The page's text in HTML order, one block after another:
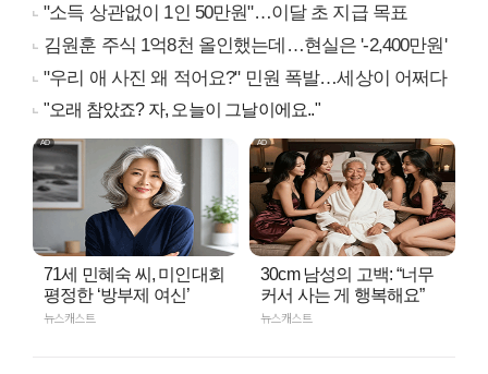
"소득 상관없이 1인 50만원"…이달 초 지급 목표
김원훈 주식 1억8천 올인했는데…현실은 '-2,400만원'
"우리 애 사진 왜 적어요?" 민원 폭발…세상이 어쩌다
"오래 참았죠? 자, 오늘이 그날이에요.."
71세 민혜숙 씨, 미인대회
평정한 ‘방부제 여신’
뉴스캐스트
30cm 남성의 고백: “너무
커서 사는 게 행복해요”
뉴스캐스트